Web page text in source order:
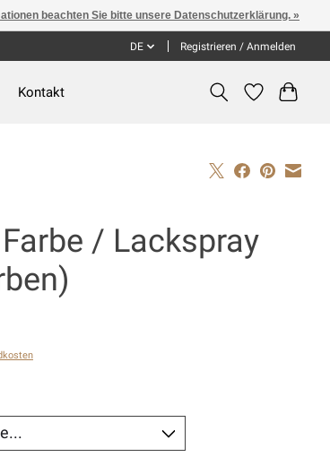
DE Registrieren / Anmelden
Kontakt
/ Lackspray
beachten Sie bitte unsere Datenschutzerklärung. »